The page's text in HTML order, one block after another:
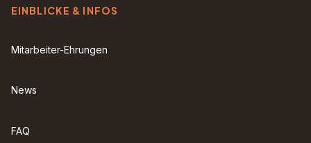
EINBLICKE & INFOS
Mitarbeiter-Ehrungen
News
FAQ